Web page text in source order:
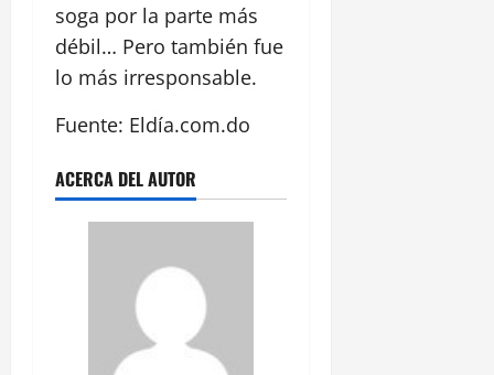
soga por la parte más
débil… Pero también fue
lo más irresponsable.
Fuente: Eldía.com.do
ACERCA DEL AUTOR